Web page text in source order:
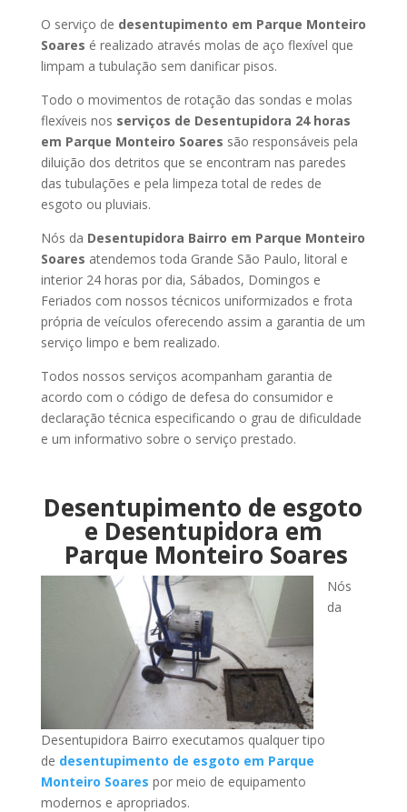
O serviço de desentupimento em Parque Monteiro
Soares é realizado através molas de aço flexível que
limpam a tubulação sem danificar pisos.
Todo o movimentos de rotação das sondas e molas
flexíveis nos serviços de Desentupidora 24 horas
em Parque Monteiro Soares são responsáveis pela
diluição dos detritos que se encontram nas paredes
das tubulações e pela limpeza total de redes de
esgoto ou pluviais.
Nós da Desentupidora Bairro em Parque Monteiro
Soares atendemos toda Grande São Paulo, litoral e
interior 24 horas por dia, Sábados, Domingos e
Feriados com nossos técnicos uniformizados e frota
própria de veículos oferecendo assim a garantia de um
serviço limpo e bem realizado.
Todos nossos serviços acompanham garantia de
acordo com o código de defesa do consumidor e
declaração técnica especificando o grau de dificuldade
e um informativo sobre o serviço prestado.
Desentupimento de esgoto
e Desentupidora em
Parque Monteiro Soares
Nós
da
Desentupidora Bairro executamos qualquer tipo
de desentupimento de esgoto em Parque
Monteiro Soares por meio de equipamento
modernos e apropriados.